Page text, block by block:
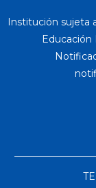
Institución sujeta
Educación